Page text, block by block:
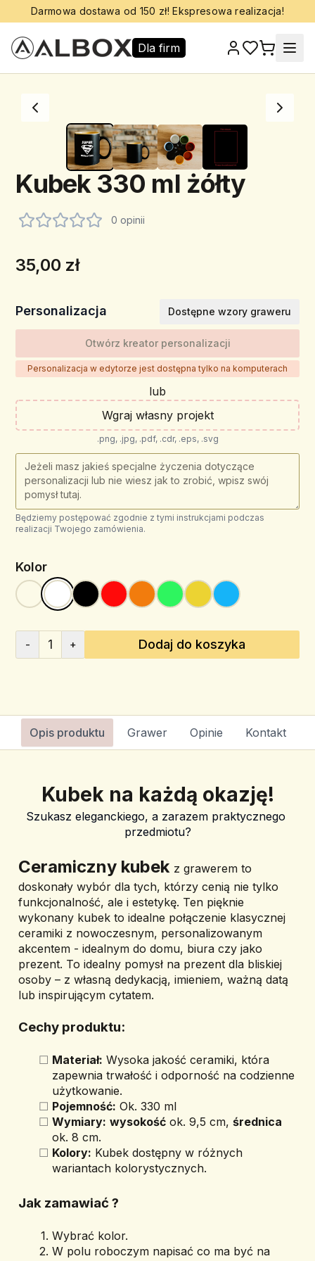
Darmowa dostawa od 150 zł! Ekspresowa realizacja!
Dla firm
Kubek 330 ml żółty
0 opinii
35,00 zł
Personalizacja Dostępne wzory graweru
Otwórz kreator personalizacji
Personalizacja w edytorze jest dostępna tylko na komputerach
lub
Wgraj własny projekt
.png, .jpg, .pdf, .cdr, .eps, .svg
Będziemy postępować zgodnie z tymi instrukcjami podczas
realizacji Twojego zamówienia.
Kolor
- 1 + Dodaj do koszyka
Opis produktu Grawer Opinie Kontakt
Kubek na każdą okazję!
Szukasz eleganckiego, a zarazem praktycznego
przedmiotu?
﻿Ceramiczny kubek z grawerem to
doskonały wybór dla tych, którzy cenią nie tylko
funkcjonalność, ale i estetykę. Ten pięknie
wykonany kubek to idealne połączenie klasycznej
ceramiki z nowoczesnym, personalizowanym
akcentem - idealnym do domu, biura czy jako
prezent. To idealny pomysł na prezent dla bliskiej
osoby – z własną dedykacją, imieniem, ważną datą
lub inspirującym cytatem.
Cechy produktu:
Materiał: Wysoka jakość ceramiki, która
zapewnia trwałość i odporność na codzienne
użytkowanie.
Pojemność: Ok. 330 ml
Wymiary: wysokość ok. 9,5 cm, średnica
ok. 8 cm.
Kolory: Kubek dostępny w różnych
wariantach kolorystycznych.
Jak zamawiać ?
Wybrać kolor.
W polu roboczym napisać co ma być na